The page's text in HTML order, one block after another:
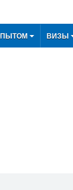
ВИЗЫ